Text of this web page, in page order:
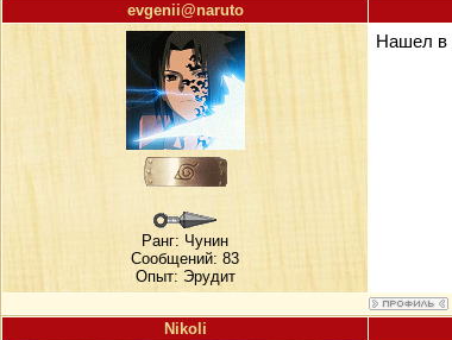
evgenii@naruto
Ранг: Чунин
Сообщений: 83
Опыт: Эрудит
Нашел в
Nikoli